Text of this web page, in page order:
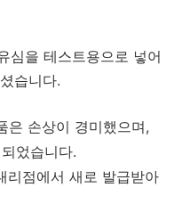
심을 테스트용으로 넣어
습니다.
은 손상이 경미했으며,
었습니다.
리점에서 새로 발급받아